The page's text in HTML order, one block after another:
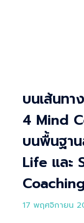
บนเส้นท
4 Mind
บนพื้นฐา
Life และ
17 พฤศจิกายน